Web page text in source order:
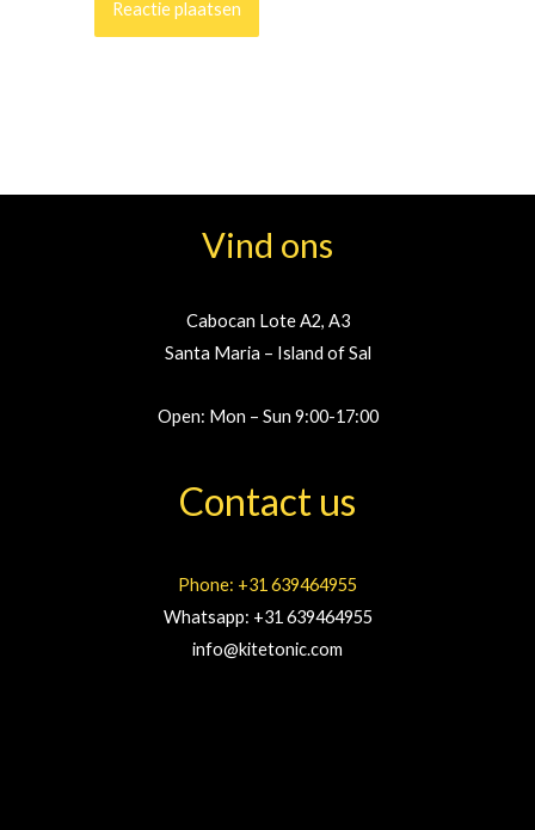
Vind ons
Cabocan Lote A2, A3
Santa Maria – Island of Sal
Open: Mon – Sun 9:00-17:00
Contact us
Phone: +31 639464955
Whatsapp: +31 639464955
info@kitetonic.com